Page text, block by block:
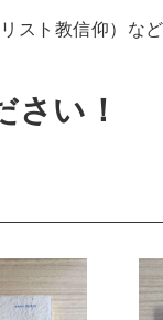
ップ 経営学
の建築
スト教信仰）な
さい！